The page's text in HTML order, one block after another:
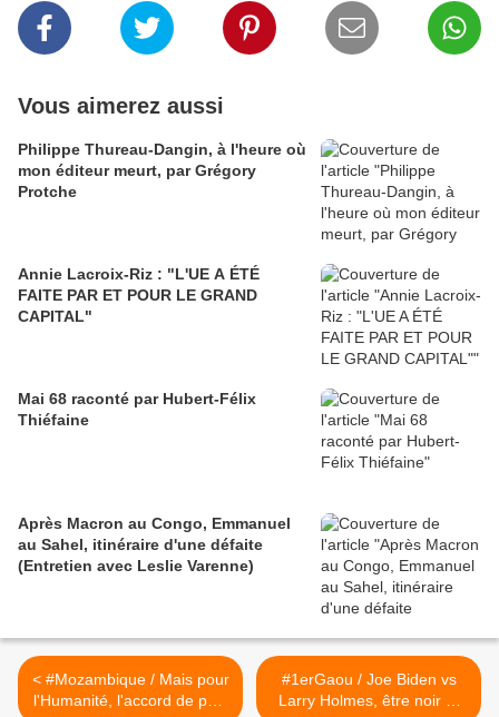
Vous aimerez aussi
Philippe Thureau-Dangin, à l'heure où
mon éditeur meurt, par Grégory
Protche
Annie Lacroix-Riz : "L'UE A ÉTÉ
FAITE PAR ET POUR LE GRAND
CAPITAL"
Mai 68 raconté par Hubert-Félix
Thiéfaine
Après Macron au Congo, Emmanuel
au Sahel, itinéraire d'une défaite
(Entretien avec Leslie Varenne)
< #Mozambique / Mais pour
l'Humanité, l'accord de paix
#1erGaou / Joe Biden vs
Larry Holmes, être noir et